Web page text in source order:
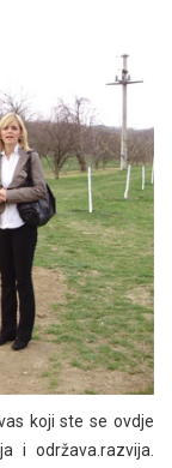
koji ste se ovdje
i održava.razvija.